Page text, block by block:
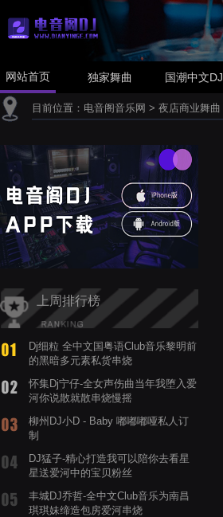
网站首页 独家舞曲 国潮中文DJ
目前位置： 电音阁音乐网 > 夜店商业舞曲
上周排行榜
Dj细粒 全中文国粤语Club音乐黎明前
的黑暗多元素私货串烧
怀集Dj宁仔-全女声伤曲当年我堕入爱
河你说散就散串烧慢摇
柳州DJ小D - Baby 嘟嘟嘟哑私人订
制
DJ猛子-精心打造我可以陪你去看星
星送爱河中的宝贝粉丝
丰城DJ乔哲-全中文Club音乐为南昌
琪琪妹缔造包房爱河串烧